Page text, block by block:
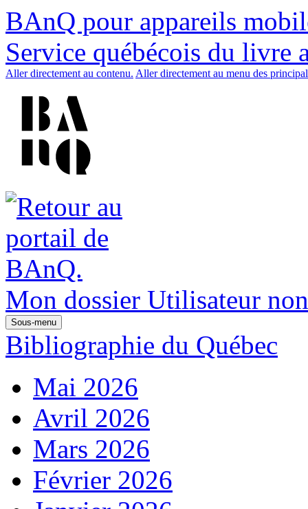
BAnQ pour appareils
Service québécois du livre
Aller directement au contenu. Aller directement au menu des
Mon dossier Utilisateur
Sous-menu
Bibliographie du Québec
Mai 2026
Avril 2026
Mars 2026
Février 2026